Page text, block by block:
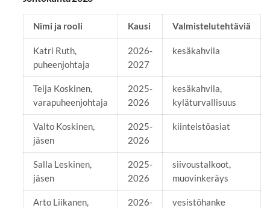
Nimi ja rooli Kausi Valmistelutehtäviä
Katri Ruth,
puheenjohtaja
2026-
2027
kesäkahvila
Teija Koskinen,
varapuheenjohtaja
2025-
2026
kesäkahvila,
kyläturvallisuus
Valto Koskinen,
jäsen
2025-
2026
kiinteistöasiat
Salla Leskinen,
jäsen
2025-
2026
siivoustalkoot,
muovinkeräys
Arto Liikanen,
2026-
vesistöhanke